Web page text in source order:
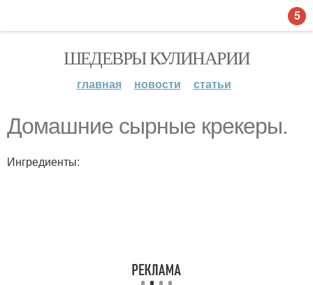
ШЕДЕВРЫ КУЛИНАРИИ
главная новости статьи
Домашние сырные крекеры.
Ингредиенты:
5